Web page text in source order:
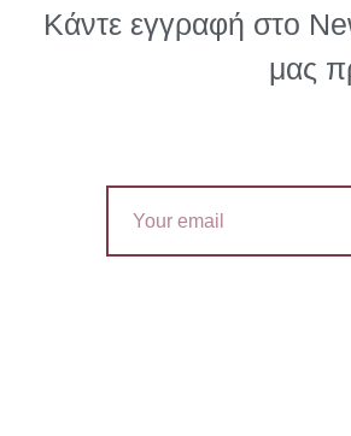
Κάντε εγγραφή στο
μας